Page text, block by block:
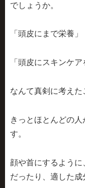
でしょうか。
「頭皮にまで栄養」
「頭皮にスキンケア
なんて真剣に考えた
きっとほとんどの
す。
顔や首にするよう
だったり、適した成